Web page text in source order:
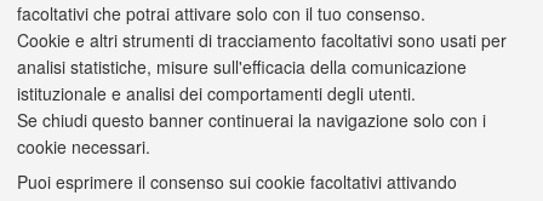
facoltativi che potrai attivare solo con il tuo consenso.
Cookie e altri strumenti di tracciamento facoltativi sono usati per
analisi statistiche, misure sull'efficacia della comunicazione
istituzionale e analisi dei comportamenti degli utenti.
Se chiudi questo banner continuerai la navigazione solo con i
cookie necessari.
Puoi esprimere il consenso sui cookie facoltativi attivando
Altri anni
Ateneo
2/a(Solo se hai risposto "decisamente no" o "più no che sì") Il